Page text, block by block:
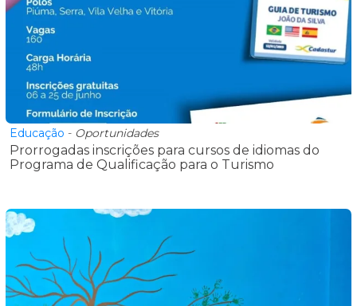
Educação - Oportunidades
Prorrogadas inscrições para cursos de idiomas do
Programa de Qualificação para o Turismo